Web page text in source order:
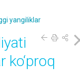
yangiliklar
ko‘proq